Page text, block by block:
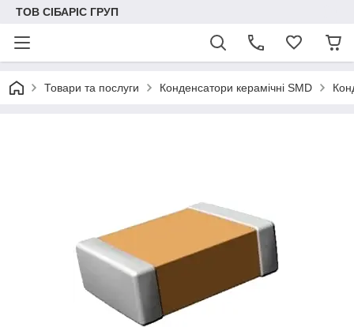
ТОВ СІБАРІС ГРУП
Товари та послуги Конденсатори керамічні SMD